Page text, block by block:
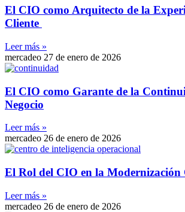
El CIO como Arquitecto de la
Cliente
Leer más »
mercadeo 27 de enero de 2026
El CIO como Garante de la
Negocio
Leer más »
mercadeo 26 de enero de 2026
El Rol del CIO en la
Leer más »
mercadeo 26 de enero de 2026